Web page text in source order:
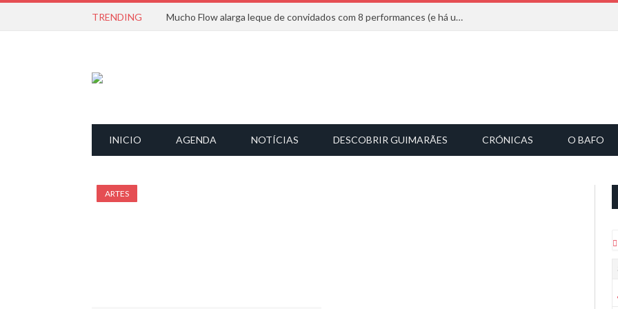
TRENDING Mucho Flow alarga leque de convidados com 8 performances (e há uma saída)
INICIO AGENDA NOTÍCIAS DESCOBRIR GUIMARÃES CRÓNICAS O BAFO
ARTES